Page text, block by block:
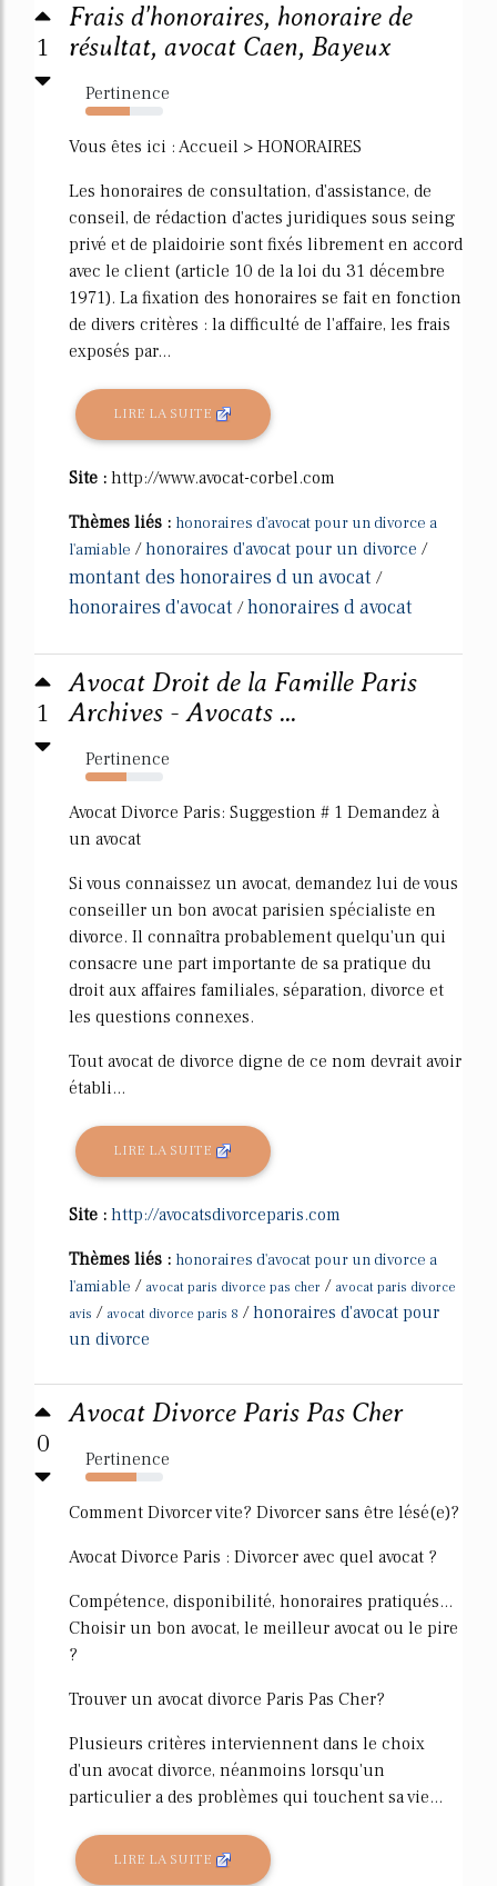
1
Frais d'honoraires, honoraire de
résultat, avocat Caen, Bayeux
Pertinence
57%
Vous êtes ici : Accueil > HONORAIRES
Les honoraires de consultation, d'assistance, de
conseil, de rédaction d'actes juridiques sous seing
privé et de plaidoirie sont fixés librement en accord
avec le client (article 10 de la loi du 31 décembre
1971). La fixation des honoraires se fait en fonction
de divers critères : la difficulté de l'affaire, les frais
exposés par...
LIRE LA SUITE
Site : http://www.avocat-corbel.com
Thèmes liés : honoraires d'avocat pour un divorce a
l'amiable /honoraires d'avocat pour un divorce /
montant des honoraires d un avocat /
honoraires d'avocat /honoraires d avocat
1
Avocat Droit de la Famille Paris
Archives - Avocats ...
Pertinence
53%
Avocat Divorce Paris: Suggestion # 1 Demandez à
un avocat
Si vous connaissez un avocat, demandez lui de vous
conseiller un bon avocat parisien spécialiste en
divorce. Il connaîtra probablement quelqu'un qui
consacre une part importante de sa pratique du
droit aux affaires familiales, séparation, divorce et
les questions connexes.
Tout avocat de divorce digne de ce nom devrait avoir
établi...
LIRE LA SUITE
Site : http://avocatsdivorceparis.com
Thèmes liés : honoraires d'avocat pour un divorce a
l'amiable / avocat paris divorce pas cher / avocat paris divorce
avis / avocat divorce paris 8 /honoraires d'avocat pour
un divorce
0
Avocat Divorce Paris Pas Cher
Pertinence
65%
Comment Divorcer vite? Divorcer sans être lésé(e)?
Avocat Divorce Paris : Divorcer avec quel avocat ?
Compétence, disponibilité, honoraires pratiqués...
Choisir un bon avocat, le meilleur avocat ou le pire
?
Trouver un avocat divorce Paris Pas Cher?
Plusieurs critères interviennent dans le choix
d'un avocat divorce, néanmoins lorsqu'un
particulier a des problèmes qui touchent sa vie...
LIRE LA SUITE